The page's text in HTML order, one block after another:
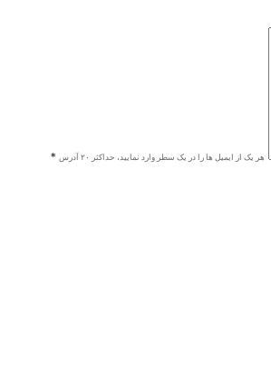
هر یک از ایمیل ها را در یک سطر وارد نمایید، حداکثر ۲۰ آدرس